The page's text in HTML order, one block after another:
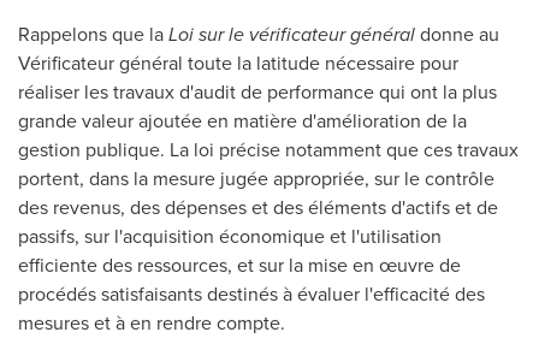
Rappelons que laLoi sur le vérificateur généraldonne au
Vérificateur général toute la latitude nécessaire pour
réaliser les travaux d'audit de performance qui ont la plus
grande valeur ajoutée en matière d'amélioration de la
gestion publique. La loi précise notamment que ces travaux
portent, dans la mesure jugée appropriée, sur le contrôle
des revenus, des dépenses et des éléments d'actifs et de
passifs, sur l'acquisition économique et l'utilisation
efficiente des ressources, et sur la mise en œuvre de
procédés satisfaisants destinés à évaluer l'efficacité des
mesures et à en rendre compte.